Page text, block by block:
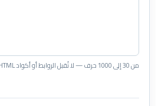
من 30 إلى 1000 حرف — لا تُقبل الروابط أو أكواد HTML.